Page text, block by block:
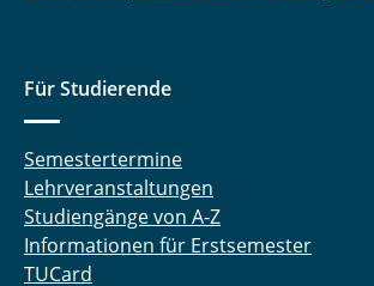
Für Studierende
Semestertermine
Lehrveranstaltungen
Studiengänge von A-Z
Informationen für Erstsemester
TUCard